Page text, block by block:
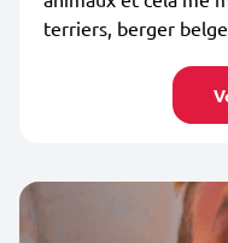
terriers, berger